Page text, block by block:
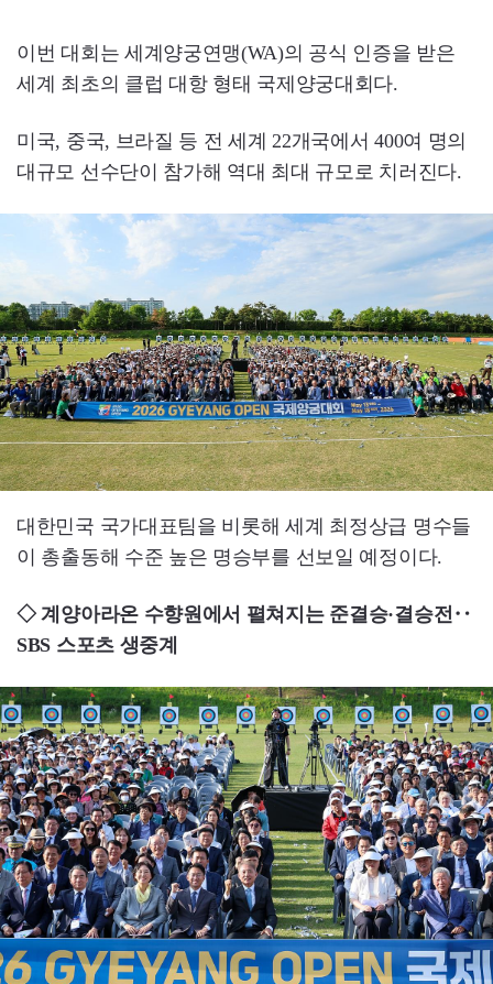
이번 대회는 세계양궁연맹(WA)의 공식 인증을 받은
세계 최초의 클럽 대항 형태 국제양궁대회다.
미국, 중국, 브라질 등 전 세계 22개국에서 400여 명의
대규모 선수단이 참가해 역대 최대 규모로 치러진다.
대한민국 국가대표팀을 비롯해 세계 최정상급 명수들
이 총출동해 수준 높은 명승부를 선보일 예정이다.
◇ 계양아라온 수향원에서 펼쳐지는 준결승·결승전‥
SBS 스포츠 생중계